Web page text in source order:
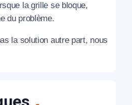
la grille se bloque,
du problème.
la solution autre part, nous